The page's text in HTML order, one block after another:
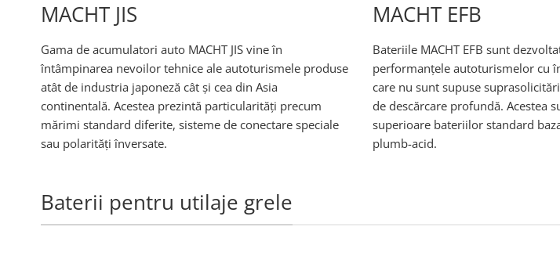
MACHT JIS
Gama de acumulatori auto MACHT JIS vine în
întâmpinarea nevoilor tehnice ale autoturismele produse
atât de industria japoneză cât și cea din Asia
continentală. Acestea prezintă particularități precum
mărimi standard diferite, sisteme de conectare speciale
sau polarități înversate.
MACHT EFB
Bateriile MACHT EFB sunt
performanțele autoturismelor cu
care nu sunt supuse
de descărcare profundă. Acestea
superioare bateriilor standard
plumb-acid.
Baterii pentru utilaje grele